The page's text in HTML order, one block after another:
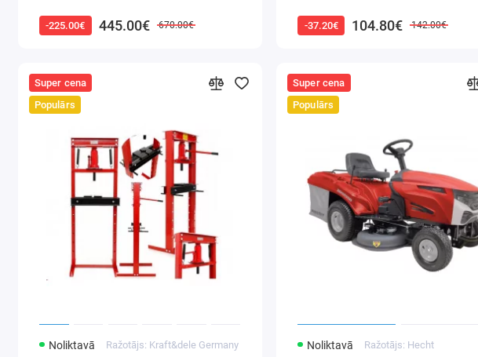
-225.00€ 445.00€ 670.00€ -37.20€ 104.80€ 142.00€
Super cena
Populārs
Noliktavā Ražotājs: Kraft&dele Germany
Super cena
Populārs
Noliktavā Ražotājs: Hecht